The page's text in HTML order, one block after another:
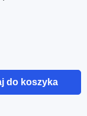
do koszyka